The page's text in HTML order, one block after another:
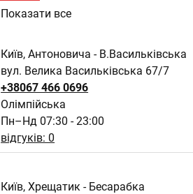
Показати все
Київ, Антоновича - В.Васильківська
вул. Велика Васильківська 67/7
+38067 466 0696
Олімпійська
Пн–Нд 07:30 - 23:00
відгуків: 0
Київ, Хрещатик - Бесарабка